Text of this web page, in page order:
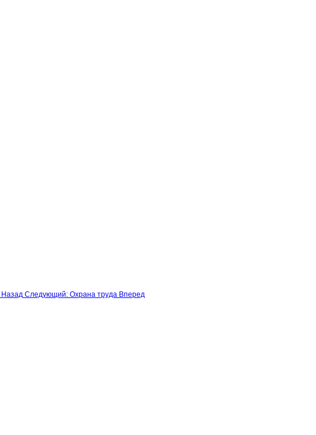
Назад Следующий: Охрана труда Вперед